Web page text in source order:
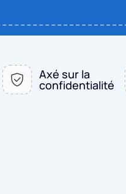
Axé sur la
confidentialité